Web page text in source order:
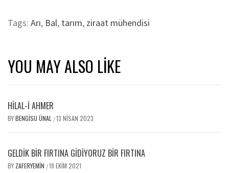
Tags: Arı, Bal, tarım, ziraat mühendisi
YOU MAY ALSO LIKE
HİLAL-İ AHMER
BYBENGISU ÜNAL /13 NISAN 2023
GELDIK BIR FIRTINA GIDIYORUZ BIR FIRTINA
BY ZAFERYEMIN /19 EKIM 2021